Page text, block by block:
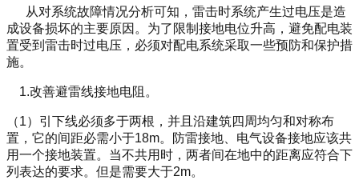
从对系统故障情况分析可知，雷击时系统产生过电压是造
成设备损坏的主要原因。为了限制接地电位升高，避免配电装
置受到雷击时过电压，必须对配电系统采取一些预防和保护措
施。
1.改善避雷线接地电阻。
（1）引下线必须多于两根，并且沿建筑四周均匀和对称布
置，它的间距必需小于18m。防雷接地、电气设备接地应该共
用一个接地装置。当不共用时，两者间在地中的距离应符合下
列表达的要求。但是需要大于2m。